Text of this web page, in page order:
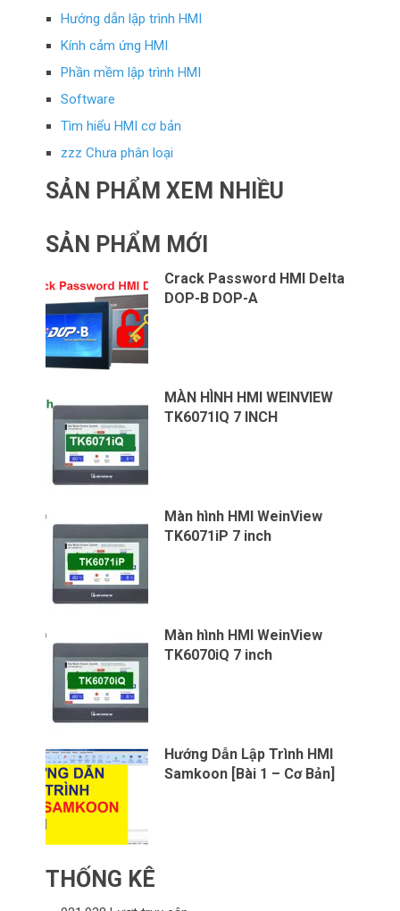
Hướng dẫn lập trình HMI
Kính cảm ứng HMI
Phần mềm lập trình HMI
Software
Tìm hiểu HMI cơ bản
zzz Chưa phân loại
SẢN PHẨM XEM NHIỀU
SẢN PHẨM MỚI
Crack Password HMI Delta
DOP-B DOP-A
MÀN HÌNH HMI WEINVIEW
TK6071IQ 7 INCH
Màn hình HMI WeinView
TK6071iP 7 inch
Màn hình HMI WeinView
TK6070iQ 7 inch
Hướng Dẫn Lập Trình HMI
Samkoon [Bài 1 – Cơ Bản]
THỐNG KÊ